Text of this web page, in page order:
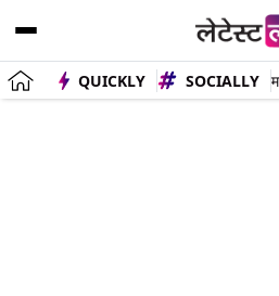
QUICKLY SOCIALLY